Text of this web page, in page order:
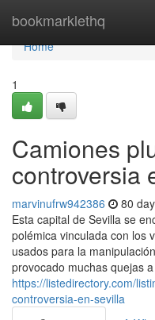
bookmarklethq
Home
Home
1
Camiones
controversia
marvinufrw942386 80
Esta capital de Sevilla se
polémica vinculada con los
usados para la
provocado muchas quejas
https://listedirectory.com/
controversia-en-sevilla